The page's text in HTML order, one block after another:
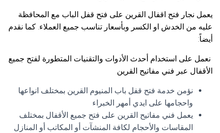
يعمل نجار فتح اقفال القرين على فتح قفل الباب مع المحافظة
عليه من الخدش او الكسر وبأسعار تناسب جميع العملاء. كما نقدم
أيضاً:
نعمل على استخدام أحدث الأدوات والتقنيات المتطورة لفتح جميع
الأقفال عبر فني مفاتيح القرين
نؤمن خدمة فتح قفل باب المنيوم القرين بمختلف انواعها
واحجامها على ايدي أمهر الخبراء
يعمل فني مفاتيح القرين على فتح جميع الأقفال بمختلف
المقاسات والأحجام لكافة المنشآت أو المكاتب أو المنازل